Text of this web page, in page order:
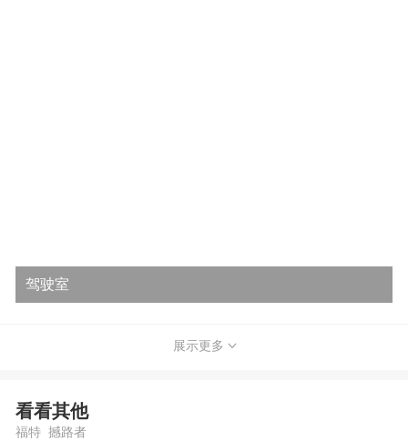
驾驶室
展示更多
看看其他
福特 撼路者